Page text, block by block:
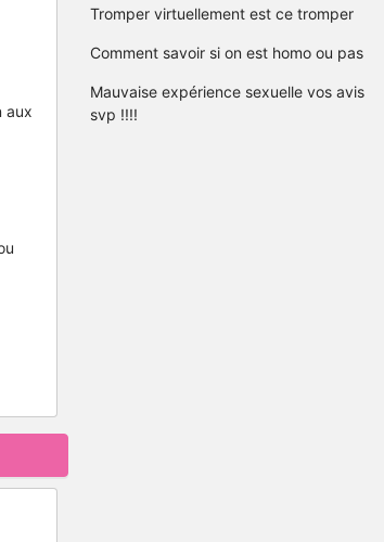
aux
Tromper virtuellement est ce tromper
Comment savoir si on est homo ou pas
Mauvaise expérience sexuelle vos avis
svp !!!!